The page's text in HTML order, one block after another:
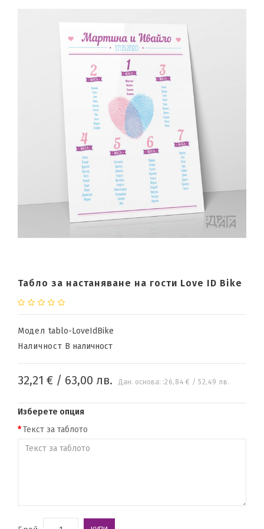
Табло за настаняване на гости Love ID Bike
Модел tablo-LoveIdBike
Наличност В наличност
32,21 € / 63,00 лв. Дан. основа: :26,84 € / 52,49 лв.
Изберете опция
Текст за таблото